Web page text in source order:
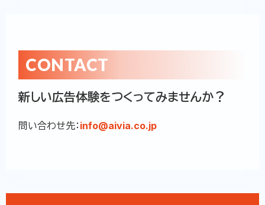
CONTACT
新しい広告体験をつくってみませんか？
問い合わせ先： info@aivia.co.jp